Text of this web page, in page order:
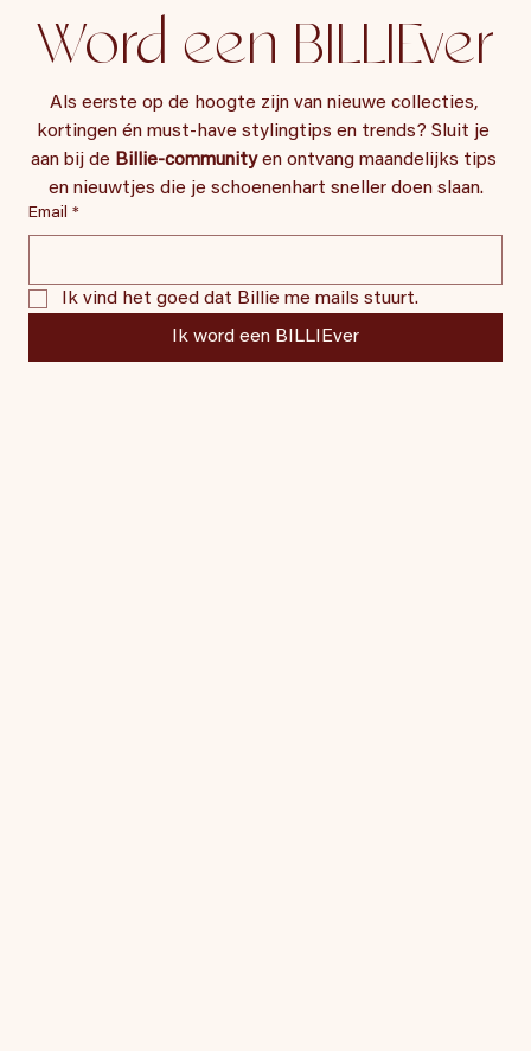
Word een BILLIEver
Als eerste op de hoogte zijn van nieuwe collecties,
kortingen én must-have stylingtips en trends? Sluit je
aan bij de Billie-community en ontvang maandelijks tips
en nieuwtjes die je schoenenhart sneller doen slaan.
Email *
Ik vind het goed dat Billie me mails stuurt.
Ik word een BILLIEver